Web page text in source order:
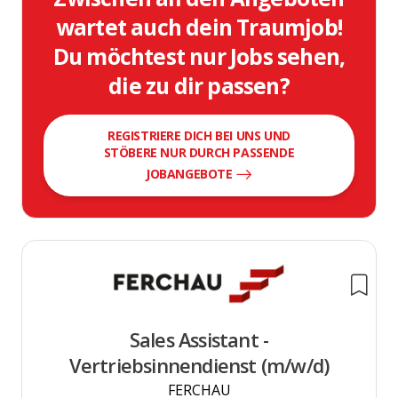
wartet auch dein Traumjob!
Du möchtest nur Jobs sehen,
die zu dir passen?
REGISTRIERE DICH BEI UNS UND
STÖBERE NUR DURCH PASSENDE
JOBANGEBOTE
Sales Assistant -
Vertriebsinnendienst (m/w/d)
FERCHAU